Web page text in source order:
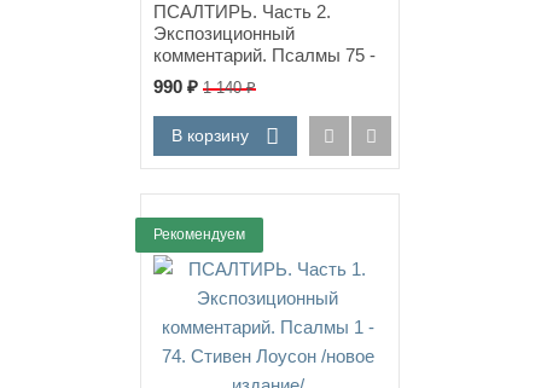
ПСАЛТИРЬ. Часть 2.
Экспозиционный
комментарий. Псалмы 75 -
150. Стивен Лоусон /новое
издание/
990 ₽ 1 140₽
В корзину
Рекомендуем